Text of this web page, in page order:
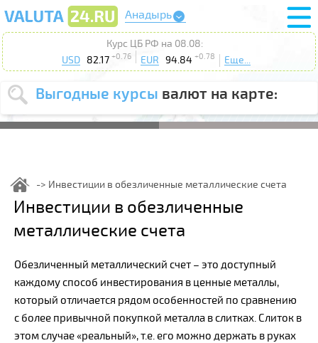
Анадырь
Курс ЦБ РФ на 08.08:
USD
82.17 +0.76 EUR 94.84 +0.78 Еще...
Выгодные курсы валют на карте:
Выберите
USD EUR
курс от:
Выберите
действие: Продать Купить
Инвестиции в обезличенные металлические счета
Инвестиции в обезличенные
металлические счета
Обезличенный металлический счет – это доступный
каждому способ инвестирования в ценные металлы,
который отличается рядом особенностей по сравнению
с более привычной покупкой металла в слитках. Слиток в
этом случае «реальный», т.е. его можно держать в руках